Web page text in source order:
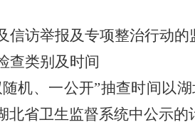
信访举报及专项整治行动
查类别及时间
随机、一公开”抽查时间以
北省卫生监督系统中公示的